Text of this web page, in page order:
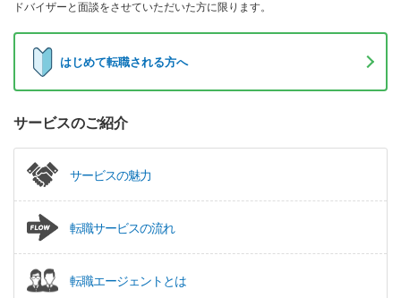
ドバイザーと面談をさせていただいた方に限ります。
はじめて転職される方へ
サービスのご紹介
サービスの魅力
転職サービスの流れ
転職エージェントとは